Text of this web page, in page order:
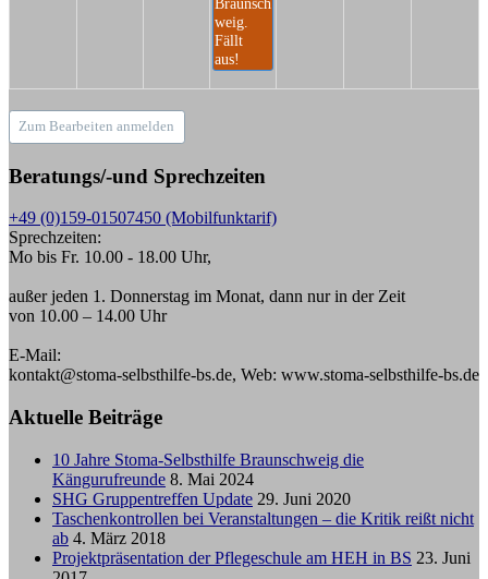
weig.
Fällt
aus!
Zum Bearbeiten anmelden
Beratungs/-und Sprechzeiten
+49 (0)159-01507450 (Mobilfunktarif)
Sprechzeiten:
Mo bis Fr. 10.00 - 18.00 Uhr,
außer jeden 1. Donnerstag im Monat, dann nur in der Zeit
von 10.00 – 14.00 Uhr
E-Mail:
kontakt@stoma-selbsthilfe-bs.de, Web: www.stoma-selbsthilfe-bs.de
Aktuelle Beiträge
10 Jahre Stoma-Selbsthilfe Braunschweig die
Kängurufreunde 8. Mai 2024
SHG Gruppentreffen Update 29. Juni 2020
Taschenkontrollen bei Veranstaltungen – die Kritik reißt nicht
ab 4. März 2018
Projektpräsentation der Pflegeschule am HEH in BS 23. Juni